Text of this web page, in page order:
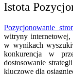
Istota
Pozycjonowanie
witryny internetowej,
w wynikach
konkurencja w
dostosowanie
kluczowe dla